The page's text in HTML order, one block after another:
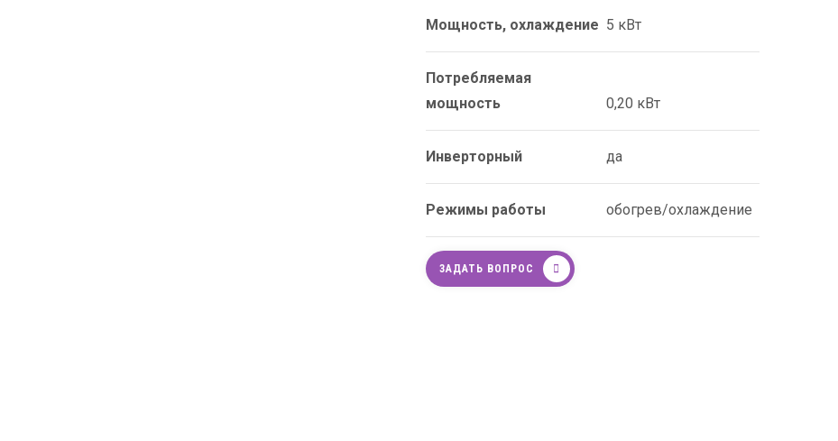
Мощность, охлаждение 5 кВт
Потребляемая
мощность
0,20 кВт
Инверторный да
Режимы работы обогрев/охлаждение
ЗАДАТЬ ВОПРОС